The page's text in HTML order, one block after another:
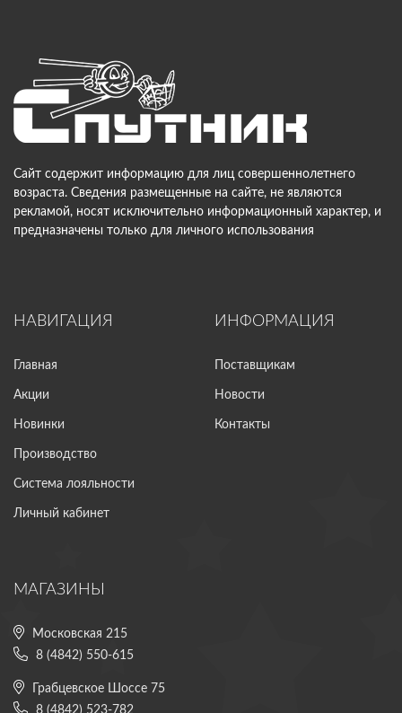
Сайт содержит информацию для лиц совершеннолетнего
возраста. Сведения размещенные на сайте, не являются
рекламой, носят исключительно информационный характер, и
предназначены только для личного использования
НАВИГАЦИЯ
Главная
Акции
Новинки
Производство
Система лояльности
Личный кабинет
ИНФОРМАЦИЯ
Поставщикам
Новости
Контакты
МАГАЗИНЫ
Московская 215
8 (4842) 550-615
Грабцевское Шоссе 75
8 (4842) 523-782